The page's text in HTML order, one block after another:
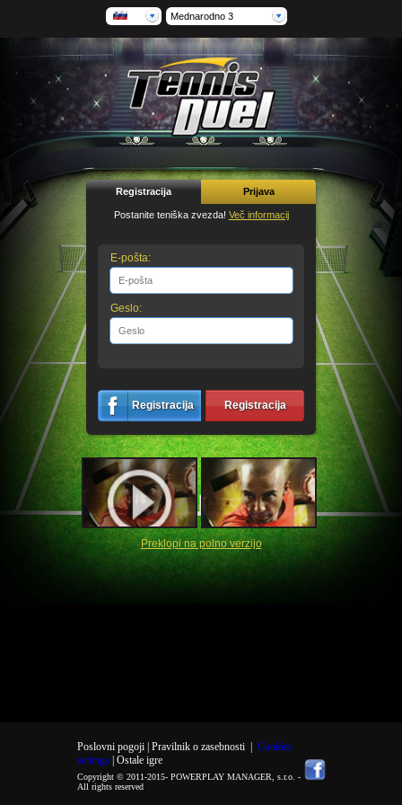
Mednarodno 3
Registracija Prijava
Postanite teniška zvezda! Več informacij
E-pošta:
Geslo:
Registracija Registracija
Preklopi na polno verzijo
Poslovni pogoji | Pravilnik o zasebnosti| Cookies
settings
| Ostale igre
Copyright © 2011-2015- POWERPLAY MANAGER, s.r.o. -
All rights reserved